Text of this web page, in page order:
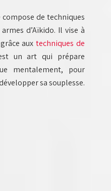
de techniques
d’Aïkido. Il vise à
auxtechniques de
un art qui prépare
mentalement, pour
sa souplesse.